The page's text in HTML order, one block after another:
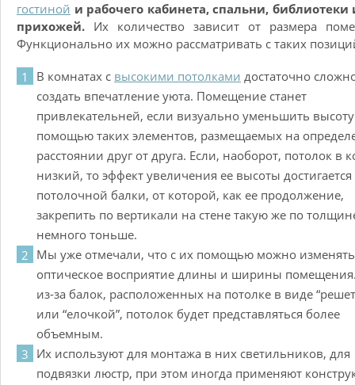
гостиной и рабочего кабинета, спальни,
прихожей. Их количество зависит от размера
Функционально их можно рассматривать с таких
В комнатах с высокими потолками достаточно
создать впечатление уюта. Помещение станет
привлекательней, если визуально уменьшить
помощью таких элементов, размещаемых на
расстоянии друг от друга. Если, наоборот, потолок в
низкий, то эффект увеличения ее высоты достигается
потолочной балки, от которой, как ее продолжение,
закрепить по вертикали на стене такую же по
немного тоньше.
Мы уже отмечали, что с их помощью можно изменять
оптическое восприятие длины и ширины
из-за балок, расположенных на потолке в виде
или “елочкой”, потолок будет представляться более
объемным.
Их используют для монтажа в них светильников, для
подвязки люстр, при этом иногда применяют